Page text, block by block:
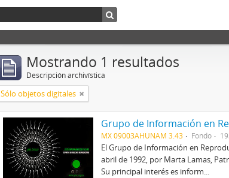
Mostrando 1 resultados
Descripción archivística
Sólo objetos digitales
Grupo de Información en
MX 09003AHUNAM 3.43 Fondo
El Grupo de Información en
abril de 1992, por Marta Lamas,
Su principal interés es inform...